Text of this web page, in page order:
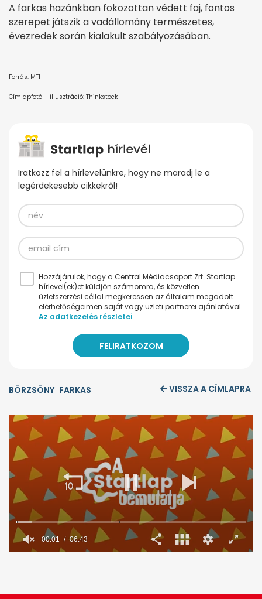
A farkas hazánkban fokozottan védett faj, fontos
szerepet játszik a vadállomány természetes,
évezredek során kialakult szabályozásában.
Forrás: MTI
Címlapfotó – illusztráció: Thinkstock
Iratkozz fel a hírlevelünkre, hogy ne maradj le a
legérdekesebb cikkekről!
Hozzájárulok, hogy a Central Médiacsoport Zrt. Startlap
hírlevel(ek)et küldjön számomra, és közvetlen
üzletszerzési céllal megkeressen az általam megadott
elérhetőségeimen saját vagy üzleti partnerei ajánlatával.
Az adatkezelés részletei
BÖRZSÖNY FARKAS VISSZA A CÍMLAPRA
minutes,
00:02 06:43